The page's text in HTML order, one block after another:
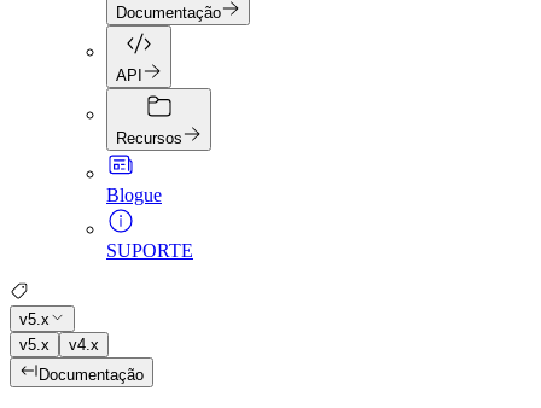
Documentação
API
Recursos
Blogue
SUPORTE
v5.x
v5.x
v4.x
Documentação